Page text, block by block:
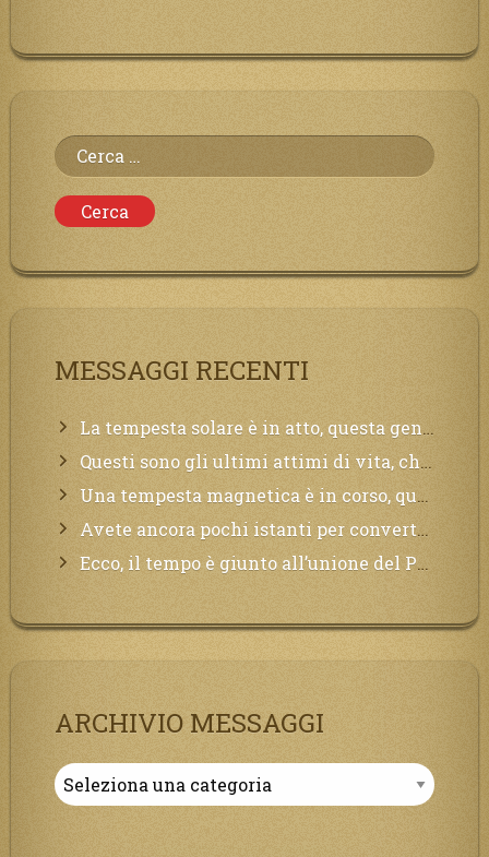
Ricerca
per:
MESSAGGI RECENTI
La tempesta solare è in atto, questa generazione soffrirà molto, la Terra arderà, l’acqua sarà contaminata, il cibo non sarà più nelle vostre mense.
Questi sono gli ultimi attimi di vita, chi si vuole salvare Mi chiami in suo aiuto.
Una tempesta magnetica è in corso, questa generazione patirà. Il black out non tarderà ad arrivare e tutta la Terra sarà oscurata.
Avete ancora pochi istanti per convertirvi, non perdete tempo, la sciagura arriverà all’improvviso e per chi non si sarà preparato saranno dolori.
Ecco, il tempo è giunto all’unione del Padre con il figlio, non avete che da attendere pochissimo.
ARCHIVIO MESSAGGI
Archivio
Messaggi